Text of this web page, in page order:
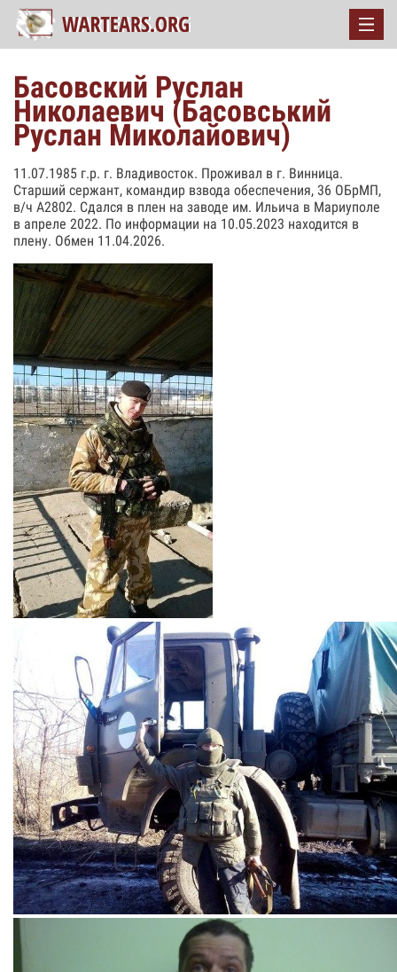
Басовский Руслан
Николаевич (Басовський
Руслан Миколайович)
11.07.1985 г.р. г. Владивосток. Проживал в г. Винница.
Старший сержант, командир взвода обеспечения, 36 ОБрМП,
в/ч А2802. Сдался в плен на заводе им. Ильича в Мариуполе
в апреле 2022. По информации на 10.05.2023 находится в
плену. Обмен 11.04.2026.